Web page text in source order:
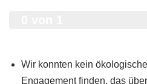
Wir konnten kein
Engagement finden, das